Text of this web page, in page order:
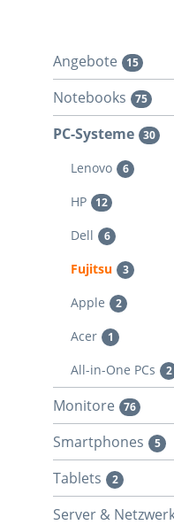
Angebote 15
Notebooks 75
PC-Systeme 30
Lenovo 6
HP 12
Dell 6
Fujitsu 3
Apple 2
Acer 1
All-in-One PCs 2
Monitore 76
Smartphones 5
Tablets 2
Server &